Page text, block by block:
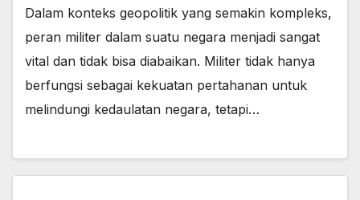
Dalam konteks geopolitik yang semakin kompleks,
peran militer dalam suatu negara menjadi sangat
vital dan tidak bisa diabaikan. Militer tidak hanya
berfungsi sebagai kekuatan pertahanan untuk
melindungi kedaulatan negara, tetapi…